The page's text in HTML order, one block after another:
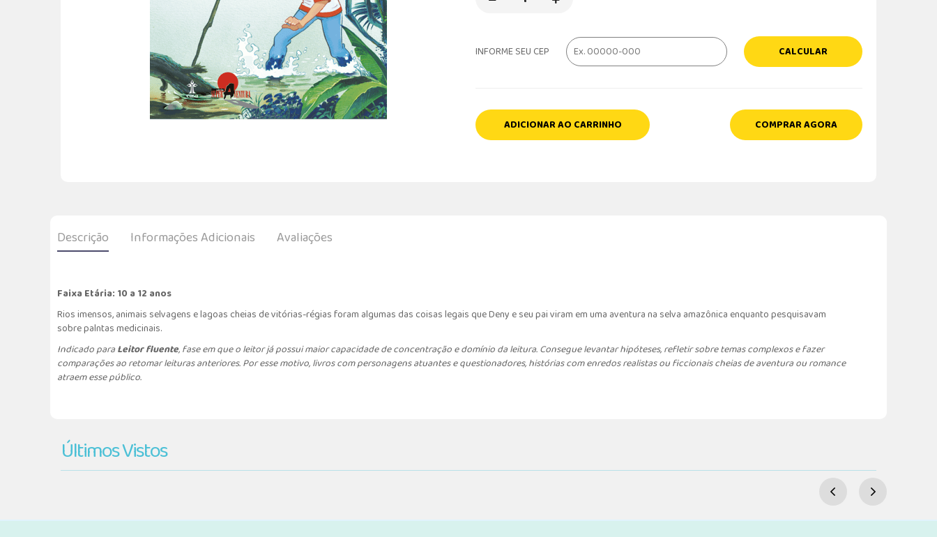
INFORME SEU CEP CALCULAR
ADICIONAR AO CARRINHO COMPRAR AGORA
Descrição Informações Adicionais Avaliações
Faixa Etária: 10 a 12 anos
Rios imensos, animais selvagens e lagoas cheias de vitórias-régias foram algumas das coisas legais que Deny e seu pai viram em uma aventura na selva amazônica enquanto pesquisavam
sobre palntas medicinais.
Indicado paraLeitor fluente, fase em que o leitor já possui maior capacidade de concentração e domínio da leitura. Consegue levantar hipóteses, refletir sobre temas complexos e fazer
comparações ao retomar leituras anteriores. Por esse motivo, livros com personagens atuantes e questionadores, histórias com enredos realistas ou ficcionais cheias de aventura ou romance
atraem esse público.
Últimos Vistos